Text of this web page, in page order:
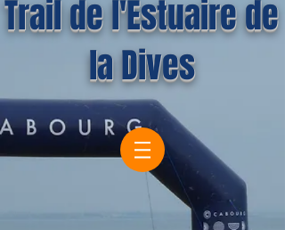
Trail de l'Estuaire de
la Dives